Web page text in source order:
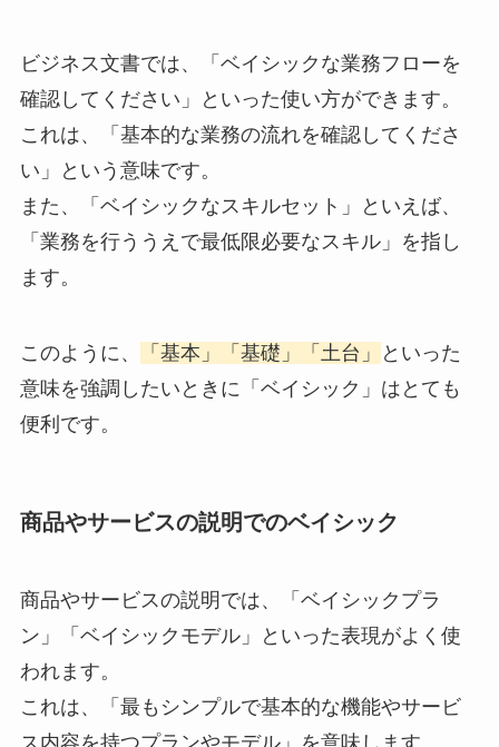
ビジネス文書では、「ベイシックな業務フローを
確認してください」といった使い方ができます。
これは、「基本的な業務の流れを確認してくださ
い」という意味です。
また、「ベイシックなスキルセット」といえば、
「業務を行ううえで最低限必要なスキル」を指し
ます。
このように、 「基本」「基礎」「土台」
といった
意味を強調したいときに「ベイシック」はとても
便利です。
商品やサービスの説明でのベイシック
商品やサービスの説明では、「ベイシックプラ
ン」「ベイシックモデル」といった表現がよく使
われます。
これは、「最もシンプルで基本的な機能やサービ
ス内容を持つプランやモデル」を意味します。